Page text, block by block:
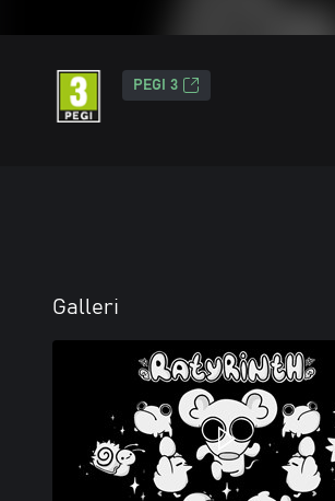
PEGI 3
Galleri